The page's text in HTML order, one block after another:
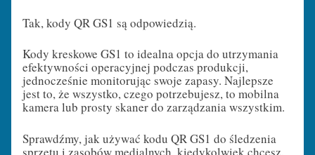
Tak, kody QR GS1 są odpowiedzią.
Kody kreskowe GS1 to idealna opcja do utrzymania
efektywności operacyjnej podczas produkcji,
jednocześnie monitorując swoje zapasy. Najlepsze
jest to, że wszystko, czego potrzebujesz, to mobilna
kamera lub prosty skaner do zarządzania wszystkim.
Sprawdźmy, jak używać kodu QR GS1 do śledzenia
sprzętu i zasobów medialnych, kiedykolwiek chcesz.